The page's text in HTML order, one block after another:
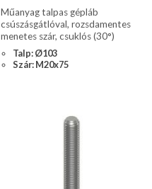
Műanyag talpas gépláb
csúszásgátlóval, rozsdamentes
menetes szár, csuklós (30°)
Talp: Ø103
Szár: M20x75